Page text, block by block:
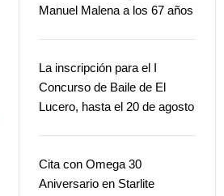
Manuel Malena a los 67 años
La inscripción para el I
Concurso de Baile de El
Lucero, hasta el 20 de agosto
Cita con Omega 30
Aniversario en Starlite